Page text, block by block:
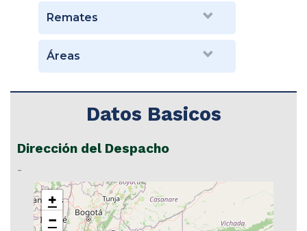
Remates
Áreas
Datos Basicos
Dirección del Despacho
-
+
−